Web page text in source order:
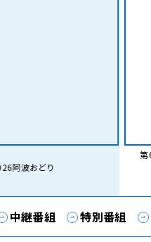
阿波おどり
第
中継番組 特別番組